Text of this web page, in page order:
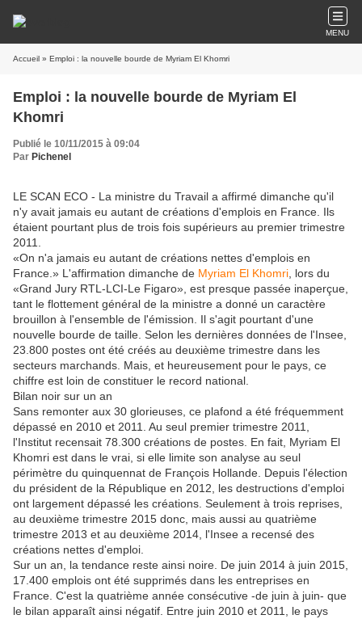
MENU
Accueil » Emploi : la nouvelle bourde de Myriam El Khomri
Emploi : la nouvelle bourde de Myriam El
Khomri
Publié le 10/11/2015 à 09:04
Par Pichenel
LE SCAN ECO - La ministre du Travail a affirmé dimanche qu'il
n'y avait jamais eu autant de créations d'emplois en France. Ils
étaient pourtant plus de trois fois supérieurs au premier trimestre
2011.
«On n'a jamais eu autant de créations nettes d'emplois en
France.» L'affirmation dimanche de Myriam El Khomri , lors du
«Grand Jury RTL-LCI-Le Figaro», est presque passée inaperçue,
tant le flottement général de la ministre a donné un caractère
brouillon à l'ensemble de l'émission. Il s'agit pourtant d'une
nouvelle bourde de taille. Selon les dernières données de l'Insee,
23.800 postes ont été créés au deuxième trimestre dans les
secteurs marchands. Mais, et heureusement pour le pays, ce
chiffre est loin de constituer le record national.
Bilan noir sur un an
Sans remonter aux 30 glorieuses, ce plafond a été fréquemment
dépassé en 2010 et 2011. Au seul premier trimestre 2011,
l'Institut recensait 78.300 créations de postes. En fait, Myriam El
Khomri est dans le vrai, si elle limite son analyse au seul
périmètre du quinquennat de François Hollande. Depuis l'élection
du président de la République en 2012, les destructions d'emploi
ont largement dépassé les créations. Seulement à trois reprises,
au deuxième trimestre 2015 donc, mais aussi au quatrième
trimestre 2013 et au deuxième 2014, l'Insee a recensé des
créations nettes d'emploi.
Sur un an, la tendance reste ainsi noire. De juin 2014 à juin 2015,
17.400 emplois ont été supprimés dans les entreprises en
France. C'est la quatrième année consécutive -de juin à juin- que
le bilan apparaît ainsi négatif. Entre juin 2010 et 2011, le pays